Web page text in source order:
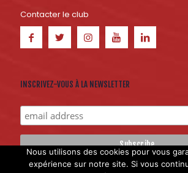
Contacter le club
INSCRIVEZ-VOUS À LA NEWSLETTER
Nous utilisons des cookies pour vous
expérience sur notre site. Si vous